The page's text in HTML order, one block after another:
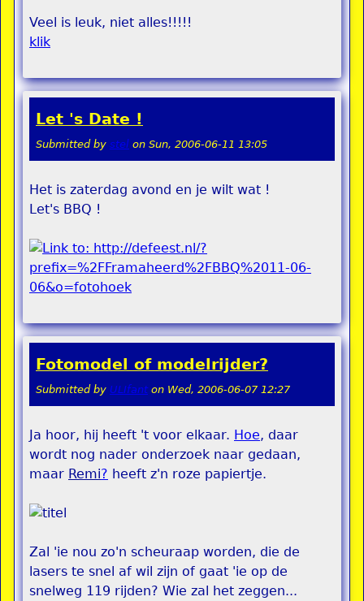
Veel is leuk, niet alles!!!!!
klik
Let 's Date !
Submitted by stel on Sun, 2006-06-11 13:05
Het is zaterdag avond en je wilt wat !
Let's BBQ !
Fotomodel of modelrijder?
Submitted by ULIfanton Wed, 2006-06-07 12:27
Ja hoor, hij heeft 't voor elkaar. Hoe, daar
wordt nog nader onderzoek naar gedaan,
maar Remi? heeft z'n roze papiertje.
Zal 'ie nou zo'n scheuraap worden, die de
lasers te snel af wil zijn of gaat 'ie op de
snelweg 119 rijden? Wie zal het zeggen...